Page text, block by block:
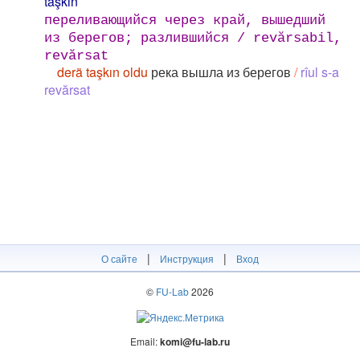
переливающийся через край, вышедший
из берегов; разлившийся / revărsabil,
revărsat
derä taşkın oldu река вышла из берегов / rîul s-a
revărsat
О сайте | Инструкция | Вход
© FU-Lab2026
Email:komi@fu-lab.ru